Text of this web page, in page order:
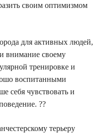
своим оптимизмом
для активных людей,
внимание своему
тренировке и
воспитанными
себя чувствовать и
??
терьеру